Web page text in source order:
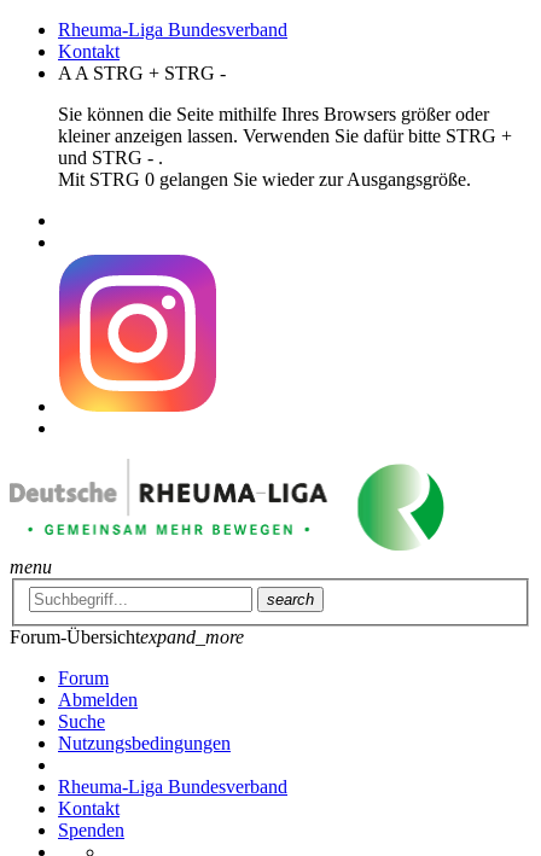
Rheuma-Liga Bundesverband
Kontakt
A A STRG + STRG -
Sie können die Seite mithilfe Ihres Browsers größer oder
kleiner anzeigen lassen. Verwenden Sie dafür bitte STRG +
und STRG - .
Mit STRG 0 gelangen Sie wieder zur Ausgangsgröße.
menu
search
Forum-Übersichtexpand_more
Forum
Abmelden
Suche
Nutzungsbedingungen
Rheuma-Liga Bundesverband
Kontakt
Spenden